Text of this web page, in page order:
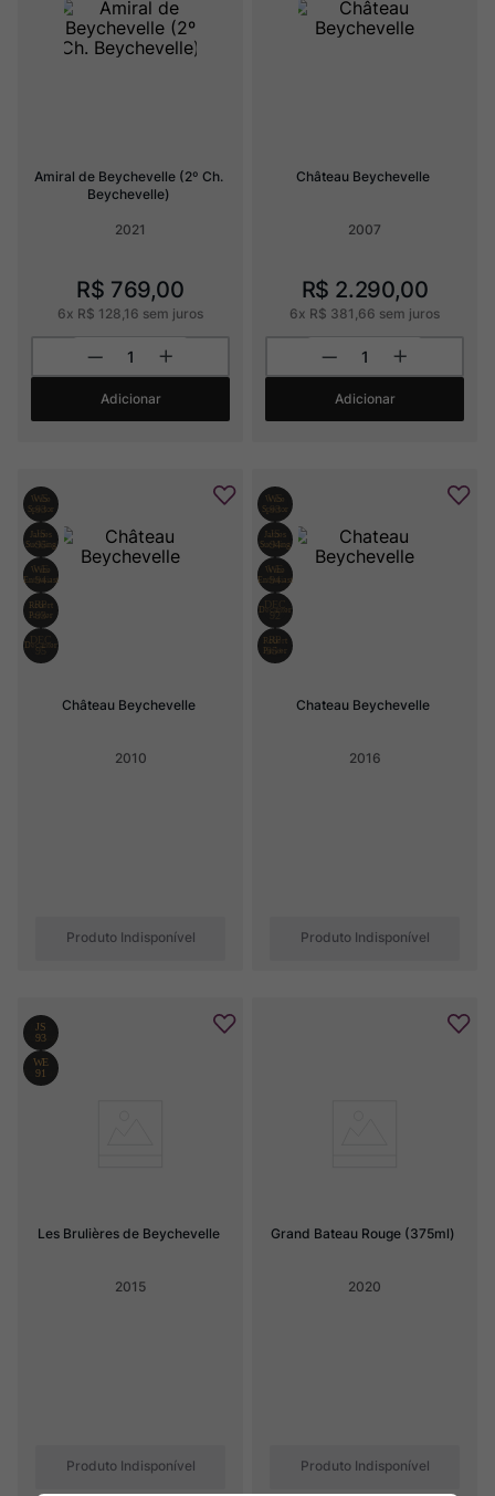
Amiral de Beychevelle (2º Ch.
Beychevelle)
2021
R$ 769,00
6x R$ 128 16 sem juros
Adicionar
Château Beychevelle
2007
R$ 2.290,00
6x R$ 381 66 sem juros
Adicionar
Château Beychevelle
2010
Produto Indisponível
Chateau Beychevelle
2016
Produto Indisponível
Les Brulières de Beychevelle
2015
Produto Indisponível
Grand Bateau Rouge (375ml)
2020
Produto Indisponível
Champagne
Rocim